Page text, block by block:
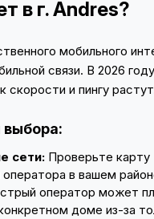
в г. Andres?
мобильного
связи. В 2026 году
скорости и пингу
выбора:
сети: Проверьте карту
оператора в вашем
оператор может
доме из-за